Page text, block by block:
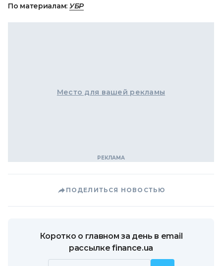
По материалам: УБР
Место для вашей рекламы
ПОДЕЛИТЬСЯ НОВОСТЬЮ
Коротко о главном за день в email
рассылке finance.ua